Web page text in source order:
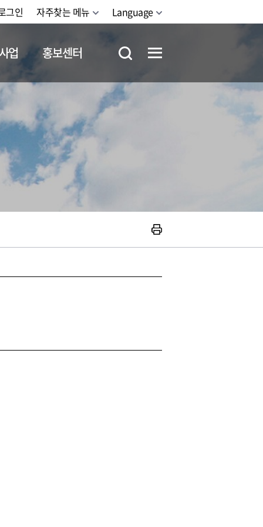
그인 자주찾는 메뉴 Language
업 홍보센터